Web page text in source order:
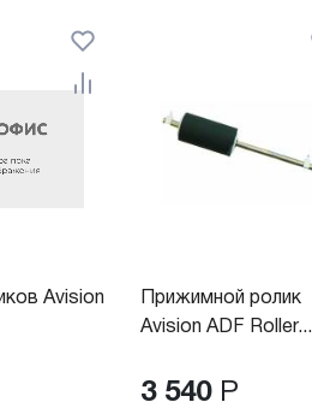
Avision
Прижимной ролик
Avision ADF Roller...
3 540 Р